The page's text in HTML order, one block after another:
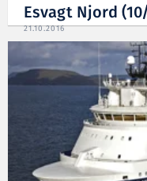
Esvagt Njord
21.10.2016